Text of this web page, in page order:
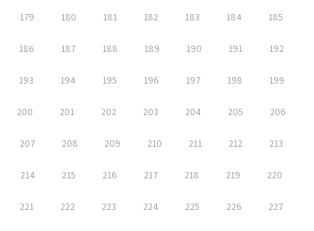
179 180 181 182 183 184 185
186 187 188 189 190 191 192
193 194 195 196 197 198 199
200 201 202 203 204 205 206
207 208 209 210 211 212 213
214 215 216 217 218 219 220
221 222 223 224 225 226 227